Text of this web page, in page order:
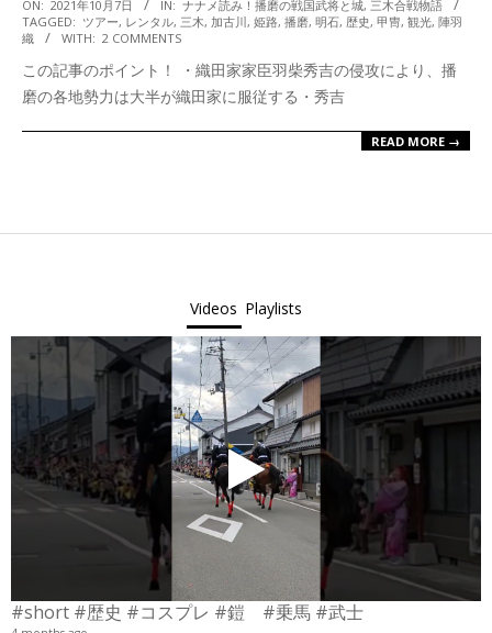
10-
ON: 2021年10月7日 IN: ナナメ読み！播磨の戦国武将と城, 三木合戦物語
TAGGED: ツアー, レンタル, 三木, 加古川, 姫路, 播磨, 明石, 歴史, 甲冑, 観光, 陣羽
織
WITH: 2 COMMENTS
この記事のポイント！ ・織田家家臣羽柴秀吉の侵攻により、播
磨の各地勢力は大半が織田家に服従する・秀吉
READ MORE →
Videos Playlists
#short #歴史 #コスプレ #鎧 #乗馬 #武士